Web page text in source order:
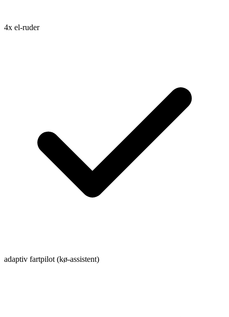
4x el-ruder
adaptiv fartpilot (kø-assistent)